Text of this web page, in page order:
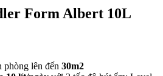
Form Albert 10L
phòng lên đến 30m2